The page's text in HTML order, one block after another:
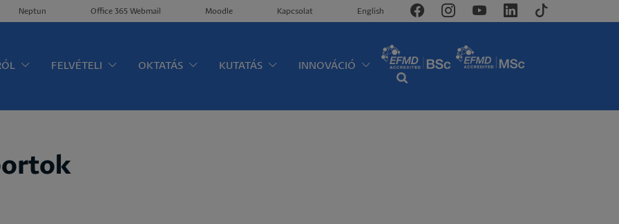
Neptun Office 365 Webmail Moodle Kapcsolat English
FELVÉTELI OKTATÁS KUTATÁS INNOVÁCIÓ